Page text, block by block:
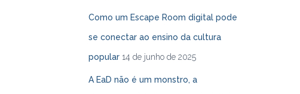
Como um Escape Room digital pode
se conectar ao ensino da cultura
popular 14 de junho de 2025
A EaD não é um monstro, a